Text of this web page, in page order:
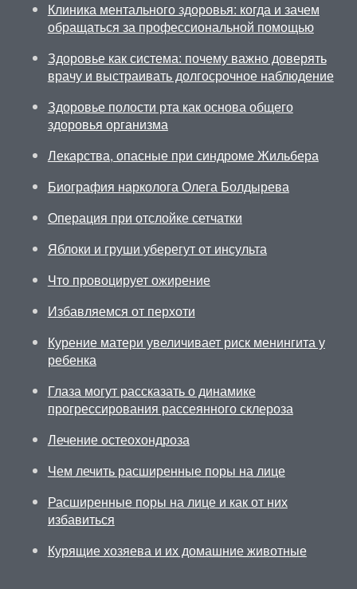
Клиника ментального здоровья: когда и зачем
обращаться за профессиональной помощью
Здоровье как система: почему важно доверять
врачу и выстраивать долгосрочное наблюдение
Здоровье полости рта как основа общего
здоровья организма
Лекарства, опасные при синдроме Жильбера
Биография нарколога Олега Болдырева
Операция при отслойке сетчатки
Яблоки и груши уберегут от инсульта
Что провоцирует ожирение
Избавляемся от перхоти
Курение матери увеличивает риск менингита у
ребенка
Глаза могут рассказать о динамике
прогрессирования рассеянного склероза
Лечение остеохондроза
Чем лечить расширенные поры на лице
Расширенные поры на лице и как от них
избавиться
Курящие хозяева и их домашние животные